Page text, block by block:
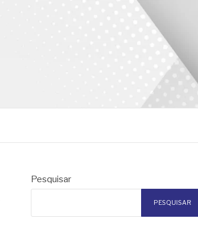
Pesquisar
PESQUISAR